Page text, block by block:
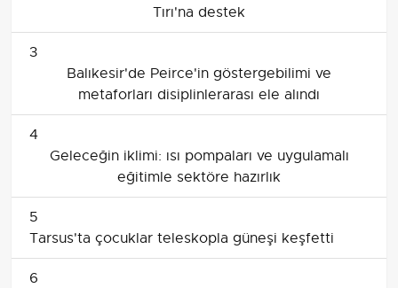
Tırı'na destek
3
Balıkesir'de Peirce'in göstergebilimi ve
metaforları disiplinlerarası ele alındı
4
Geleceğin iklimi: ısı pompaları ve uygulamalı
eğitimle sektöre hazırlık
5
Tarsus'ta çocuklar teleskopla güneşi keşfetti
6